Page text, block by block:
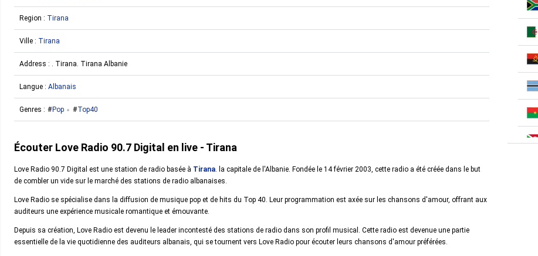
Region : Tirana
Ville : Tirana
Address : . Tirana. Tirana Albanie
Langue : Albanais
Genres : Pop Top40
Écouter Love Radio 90.7 Digital en live - Tirana
Love Radio 90.7 Digital est une station de radio basée à Tirana. la capitale de l'Albanie. Fondée le 14 février 2003, cette radio a été créée dans le but
de combler un vide sur le marché des stations de radio albanaises.
Love Radio se spécialise dans la diffusion de musique pop et de hits du Top 40. Leur programmation est axée sur les chansons d'amour, offrant aux
auditeurs une expérience musicale romantique et émouvante.
Depuis sa création, Love Radio est devenu le leader incontesté des stations de radio dans son profil musical. Cette radio est devenue une partie
essentielle de la vie quotidienne des auditeurs albanais, qui se tournent vers Love Radio pour écouter leurs chansons d'amour préférées.